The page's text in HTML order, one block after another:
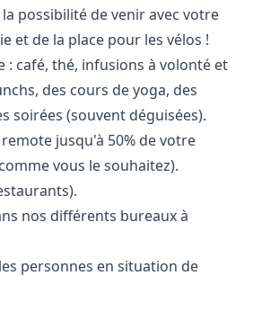
possibilité de venir avec votre
et de la place pour les vélos !
: café, thé, infusions à volonté et
des cours de yoga, des
soirées (souvent déguisées).
jusqu'à 50% de votre
vous le souhaitez).
nos différents bureaux à
personnes en situation de